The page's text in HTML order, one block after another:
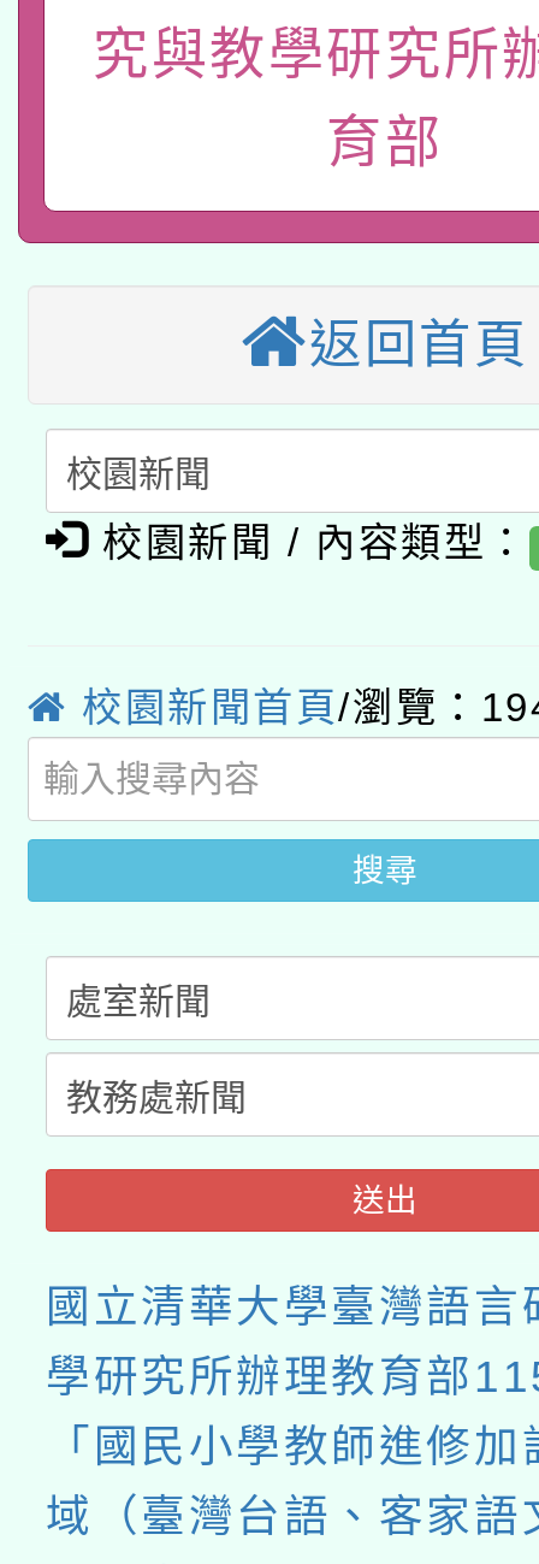
業技術研究院辦理「
115年8月22日(星期六
桃園市孔廟祈福系列
開 智慧啟航」
2026年桃園地景藝術
本校115學年度第2次
招甄選結果公告(無人
招)
適應運動共學行動站研
暨閱讀推動專業研習
科技賦能─人工智慧
礎課程
「數位內容與教學軟體
pilot」
有關大陸委員會函釋公
薪期間赴陸應申請許可
轉知經濟部水利署委託
用水績優單位及節水達
動」
桃園市孔廟祈福系列
開 智慧啟航」
2026年桃園地景藝術
究與教學研究所
育部
返回首頁
校園新聞 / 內容類型：
校園新聞首頁/瀏覽：
搜尋
送出
國立清華大學臺灣語言
學研究所辦理教育部
「國民小學教師進修
域（臺灣台語、客家語